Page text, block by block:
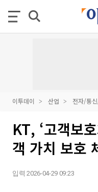
이투데이 산업 전자/통
KT, ‘고객보
객 가치 보호
입력 2026-04-29 09:23